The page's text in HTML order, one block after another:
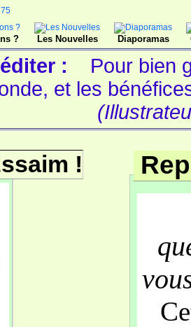
? Les Nouvelles Diaporamas
:
Pour bien
et les
!